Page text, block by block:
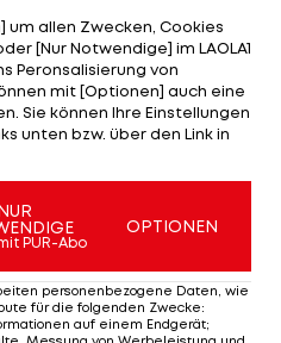
darf, diesmal erfolgreich
es aber zu spät.
auf einen
Punkte, ist aktuell
gegen
Villarreal
um allen Zwecken, Cookies
[Nur Notwendige] im LAOLA1
Peronsalisierung von
mit [Optionen] auch eine
Sie können Ihre Einstellungen
unten bzw. über den Link in
PUR-Abo
OPTIONEN
personenbezogene Daten, wie
für die folgenden Zwecke:
auf einem Endgerät;